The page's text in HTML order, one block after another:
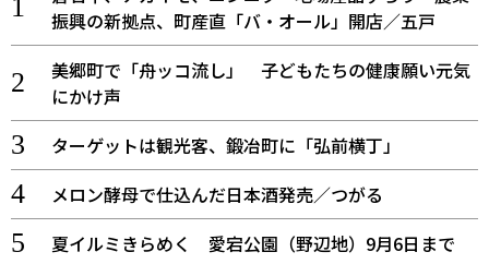
振興の新拠点、町産直「バ・オール」開店／五戸
美郷町で「舟ッコ流し」 子どもたちの健康願い元気
にかけ声
ターゲットは観光客、鍛冶町に「弘前横丁」
メロン酵母で仕込んだ日本酒発売／つがる
夏イルミきらめく 愛宕公園（野辺地）9月6日まで